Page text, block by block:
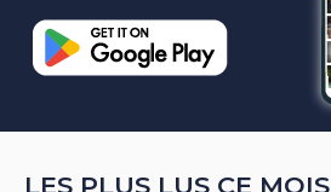
LES PLUS LUS CE MOIS